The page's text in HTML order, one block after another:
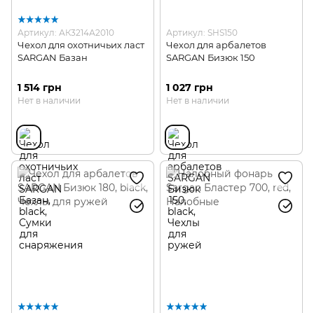
Артикул: АК3214А2010
Чехол для охотничьих ласт
SARGAN Базан
1 514 грн
Нет в наличии
Артикул: SHS150
Чехол для арбалетов
SARGAN Бизюк 150
1 027 грн
Нет в наличии